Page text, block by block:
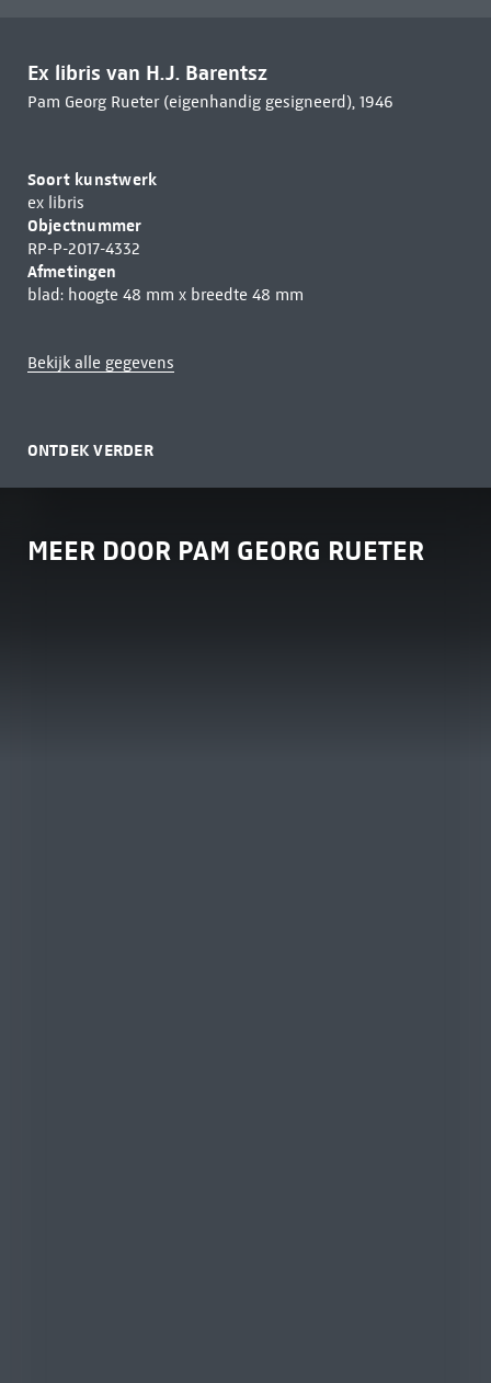
Ex libris van H.J. Barentsz
Pam Georg Rueter (eigenhandig gesigneerd), 1946
Soort kunstwerk
ex libris
Objectnummer
RP-P-2017-4332
Afmetingen
blad: hoogte 48 mm x breedte 48 mm
Bekijk alle gegevens
ONTDEK VERDER
MEER DOOR PAM GEORG RUETER